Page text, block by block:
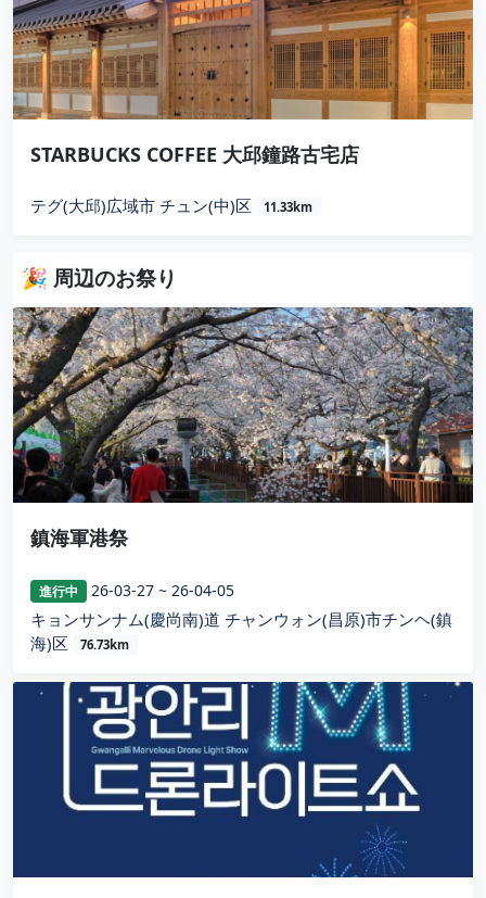
STARBUCKS COFFEE 大邱鐘路古宅店
テグ(大邱)広域市 チュン(中)区 11.33km
🎉 周辺のお祭り
鎮海軍港祭
進行中 26-03-27 ~ 26-04-05
キョンサンナム(慶尚南)道 チャンウォン(昌原)市チンヘ(鎮
海)区
76.73km